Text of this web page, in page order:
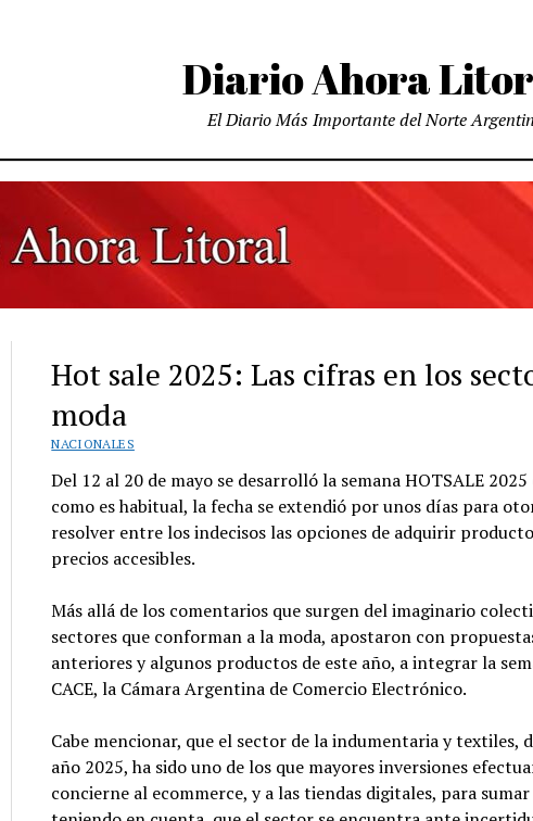
Diario Ahora
El Diario Más Importante del Norte
Hot sale 2025: Las cifras en los
moda
NACIONALES
Del 12 al 20 de mayo se desarrolló la semana HOTSALE
como es habitual, la fecha se extendió por unos días para
resolver entre los indecisos las opciones de adquirir
precios accesibles.
Más allá de los comentarios que surgen del imaginario
sectores que conforman a la moda, apostaron con
anteriores y algunos productos de este año, a integrar la
CACE, la Cámara Argentina de Comercio Electrónico.
Cabe mencionar, que el sector de la indumentaria y textiles,
año 2025, ha sido uno de los que mayores inversiones
concierne al ecommerce, y a las tiendas digitales, para